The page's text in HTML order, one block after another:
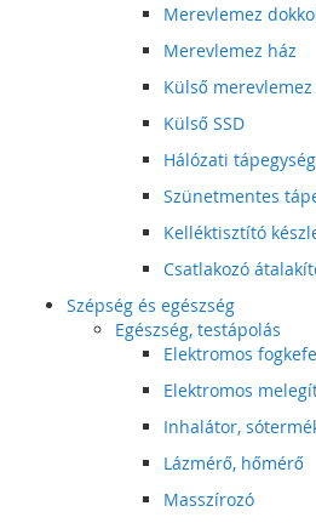
Merevlemez
Merevlemez ház
Külső merevlemez
Külső SSD
Hálózati tápegység
Szünetmentes
Kelléktisztító
Csatlakozó
Szépség és egészség
Egészség, testápolás
Elektromos fogkefe
Elektromos
Inhalátor,
Lázmérő, hőmérő
Masszírozó